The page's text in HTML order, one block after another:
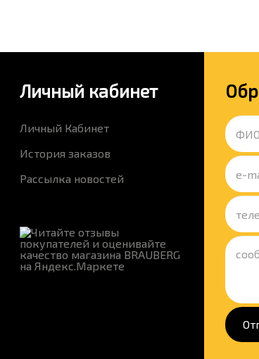
Личный кабинет
Личный Кабинет
История заказов
Рассылка новостей